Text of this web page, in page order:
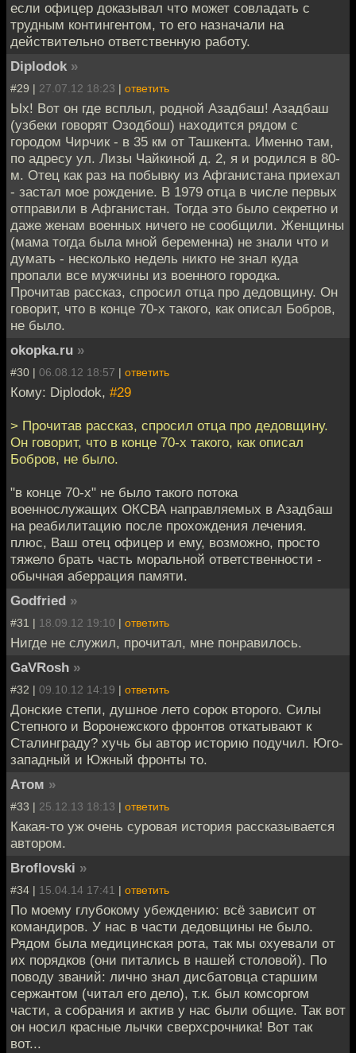
если офицер доказывал что может совладать с
трудным контингентом, то его назначали на
действительно ответственную работу.
Diplodok »
#29 | 27.07.12 18:23 | ответить
Ых! Вот он где всплыл, родной Азадбаш! Азадбаш
(узбеки говорят Озодбош) находится рядом с
городом Чирчик - в 35 км от Ташкента. Именно там,
по адресу ул. Лизы Чайкиной д. 2, я и родился в 80-
м. Отец как раз на побывку из Афганистана приехал
- застал мое рождение. В 1979 отца в числе первых
отправили в Афганистан. Тогда это было секретно и
даже женам военных ничего не сообщили. Женщины
(мама тогда была мной беременна) не знали что и
думать - несколько недель никто не знал куда
пропали все мужчины из военного городка.
Прочитав рассказ, спросил отца про дедовщину. Он
говорит, что в конце 70-х такого, как описал Бобров,
не было.
okopka.ru »
#30 | 06.08.12 18:57 | ответить
Кому: Diplodok, #29
> Прочитав рассказ, спросил отца про дедовщину.
Он говорит, что в конце 70-х такого, как описал
Бобров, не было.
"в конце 70-х" не было такого потока
военнослужащих ОКСВА направляемых в Азадбаш
на реабилитацию после прохождения лечения.
плюс, Ваш отец офицер и ему, возможно, просто
тяжело брать часть моральной ответственности -
обычная аберрация памяти.
Godfried »
#31 | 18.09.12 19:10 | ответить
Нигде не служил, прочитал, мне понравилось.
GaVRosh »
#32 | 09.10.12 14:19 | ответить
Донские степи, душное лето сорок второго. Силы
Степного и Воронежского фронтов откатывают к
Сталинграду? хучь бы автор историю подучил. Юго-
западный и Южный фронты то.
Атом »
#33 | 25.12.13 18:13 | ответить
Какая-то уж очень суровая история рассказывается
автором.
Broflovski »
#34 | 15.04.14 17:41 | ответить
По моему глубокому убеждению: всё зависит от
командиров. У нас в части дедовщины не было.
Рядом была медицинская рота, так мы охуевали от
их порядков (они питались в нашей столовой). По
поводу званий: лично знал дисбатовца старшим
сержантом (читал его дело), т.к. был комсоргом
части, а собрания и актив у нас были общие. Так вот
он носил красные лычки сверхсрочника! Вот так
вот...